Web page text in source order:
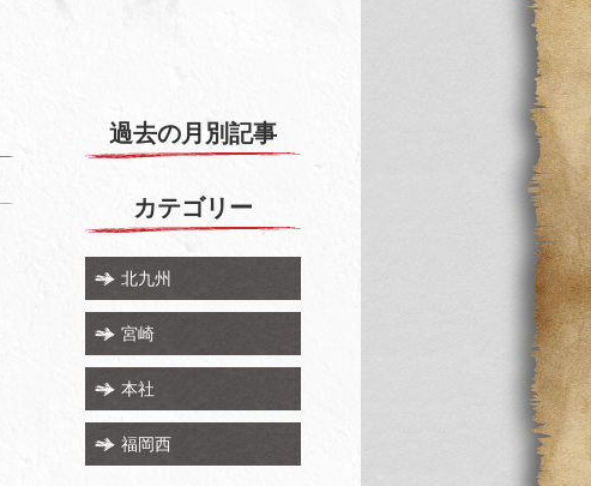
過去の月別記事
カテゴリー
北九州
宮崎
本社
福岡西